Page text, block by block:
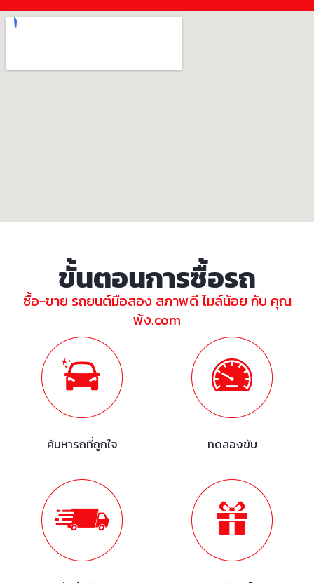
ขั้นตอนการซื้อรถ
ซื้อ-ขาย รถยนต์มือสอง สภาพดี ไมล์น้อย กับ คุณ
พ้ง.com
ค้นหารถที่ถูกใจ ทดลองขับ